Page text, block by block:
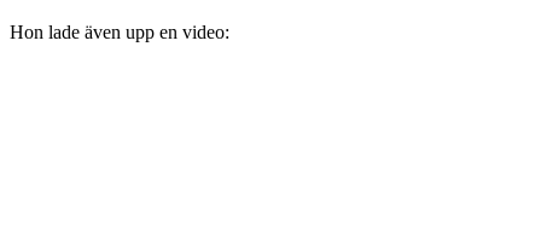
Hon lade även upp en video: